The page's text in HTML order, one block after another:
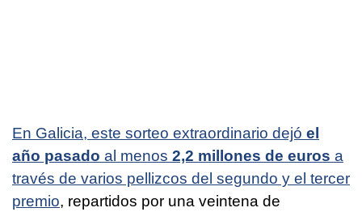
En Galicia, este sorteo extraordinario dejó el
año pasado al menos 2,2 millones de euros a
través de varios pellizcos del segundo y el tercer
premio, repartidos por una veintena de